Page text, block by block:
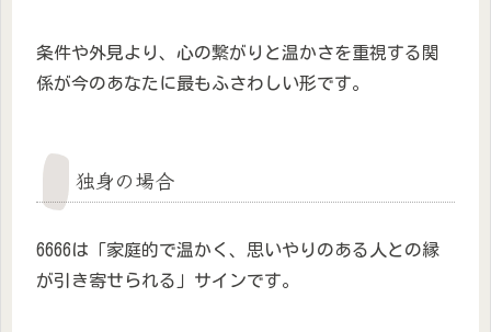
条件や外見より、心の繋がりと温かさを重視する関
係が今のあなたに最もふさわしい形です。
独身の場合
6666は「家庭的で温かく、思いやりのある人との縁
が引き寄せられる」サインです。